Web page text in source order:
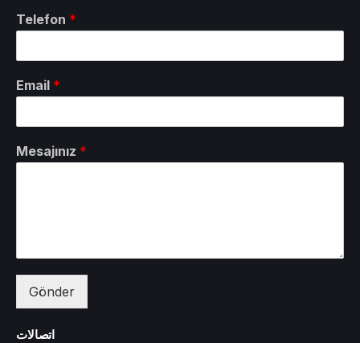
Telefon *
Email *
Mesajınız *
Gönder
اتصالات